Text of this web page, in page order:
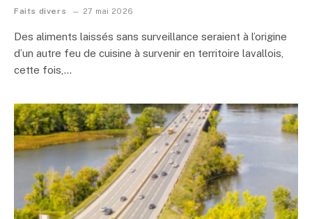
Faits divers 27 mai 2026
Des aliments laissés sans surveillance seraient à l’origine
d’un autre feu de cuisine à survenir en territoire lavallois,
cette fois,…